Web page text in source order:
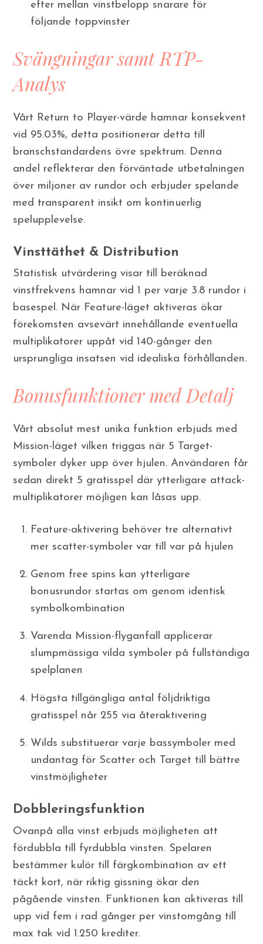
efter mellan vinstbelopp snarare för
följande toppvinster
Svängningar samt RTP-
Analys
Vårt Return to Player-värde hamnar konsekvent
vid 95.03%, detta positionerar detta till
branschstandardens övre spektrum. Denna
andel reflekterar den förväntade utbetalningen
över miljoner av rundor och erbjuder spelande
med transparent insikt om kontinuerlig
spelupplevelse.
Vinsttäthet & Distribution
Statistisk utvärdering visar till beräknad
vinstfrekvens hamnar vid 1 per varje 3.8 rundor i
basespel. När Feature-läget aktiveras ökar
förekomsten avsevärt innehållande eventuella
multiplikatorer uppåt vid 140-gånger den
ursprungliga insatsen vid idealiska förhållanden.
Bonusfunktioner med Detalj
Vårt absolut mest unika funktion erbjuds med
Mission-läget vilken triggas när 5 Target-
symboler dyker upp över hjulen. Användaren får
sedan direkt 5 gratisspel där ytterligare attack-
multiplikatorer möjligen kan låsas upp.
Feature-aktivering behöver tre alternativt
mer scatter-symboler var till var på hjulen
Genom free spins kan ytterligare
bonusrundor startas om genom identisk
symbolkombination
Varenda Mission-flyganfall applicerar
slumpmässiga vilda symboler på fullständiga
spelplanen
Högsta tillgängliga antal följdriktiga
gratisspel når 255 via återaktivering
Wilds substituerar varje bassymboler med
undantag för Scatter och Target till bättre
vinstmöjligheter
Dobbleringsfunktion
Ovanpå alla vinst erbjuds möjligheten att
fördubbla till fyrdubbla vinsten. Spelaren
bestämmer kulör till färgkombination av ett
täckt kort, när riktig gissning ökar den
pågående vinsten. Funktionen kan aktiveras till
upp vid fem i rad gånger per vinstomgång till
max tak vid 1.250 krediter.